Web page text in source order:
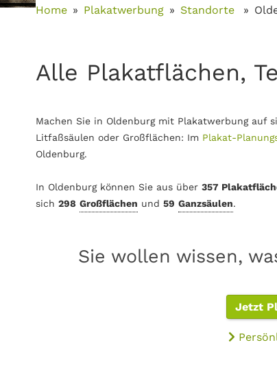
Home Plakatwerbung Standorte
Alle Plakatflächen,
Machen Sie in Oldenburg mit Plakatwerbung auf
Litfaßsäulen oder Großflächen: Im Plakat-
Oldenburg.
In Oldenburg können Sie aus über 357
sich 298 Großflächen und 59 Ganzsäulen.
Sie wollen wissen,
Jetzt